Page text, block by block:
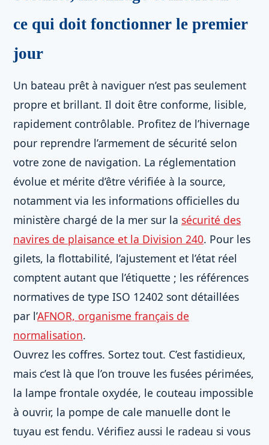
ce qui doit fonctionner le premier
jour
Un bateau prêt à naviguer n’est pas seulement
propre et brillant. Il doit être conforme, lisible,
rapidement contrôlable. Profitez de l’hivernage
pour reprendre l’armement de sécurité selon
votre zone de navigation. La réglementation
évolue et mérite d’être vérifiée à la source,
notamment via les informations officielles du
ministère chargé de la mer sur la sécurité des
navires de plaisance et la Division 240. Pour les
gilets, la flottabilité, l’ajustement et l’état réel
comptent autant que l’étiquette ; les références
normatives de type ISO 12402 sont détaillées
par l’AFNOR, organisme français de
normalisation.
Ouvrez les coffres. Sortez tout. C’est fastidieux,
mais c’est là que l’on trouve les fusées périmées,
la lampe frontale oxydée, le couteau impossible
à ouvrir, la pompe de cale manuelle dont le
tuyau est fendu. Vérifiez aussi le radeau si vous